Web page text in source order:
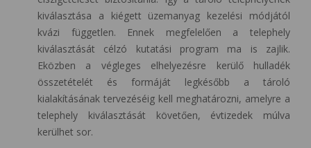
kiválasztása a kiégett üzemanyag kezelési módjától
kvázi független. Ennek megfelelően a telephely
kiválasztását célzó kutatási program ma is zajlik.
Eközben a végleges elhelyezésre kerülő hulladék
összetételét és formáját legkésőbb a tároló
kialakításának tervezéséig kell meghatározni, amelyre a
telephely kiválasztását követően, évtizedek múlva
kerülhet sor.